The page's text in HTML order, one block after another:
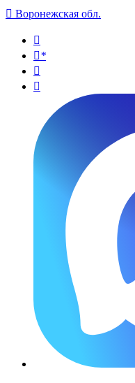
 Воронежская обл.

*

